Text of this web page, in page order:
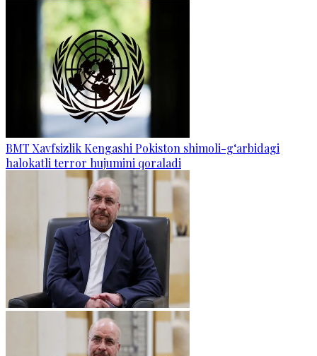
BMT Xavfsizlik Kengashi Pokiston shimoli-g‘arbidagi
halokatli terror hujumini qoraladi